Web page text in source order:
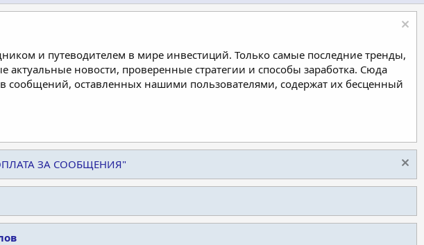
и путеводителем в мире инвестиций. Только самые последние тренды,
новости, проверенные стратегии и способы заработка. Сюда
оставленных нашими пользователями, содержат их бесценный
ЗА СООБЩЕНИЯ"